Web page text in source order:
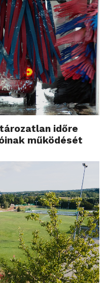
időre
működését